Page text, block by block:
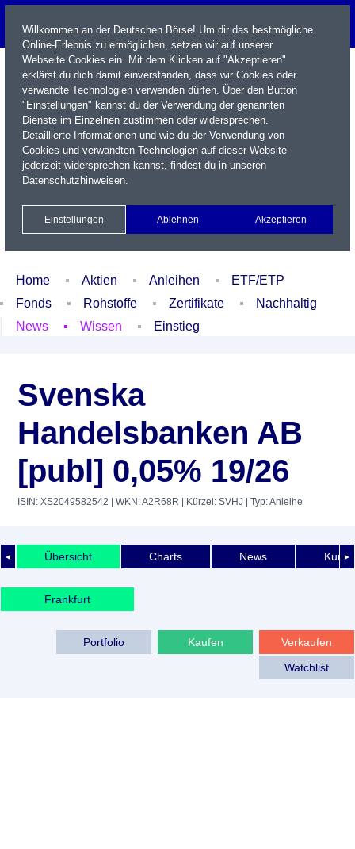
Name / WKN / ISIN / Kürzel
Xetra Realtime
Watchlist Portfolio Login
Home Aktien Anleihen
ETF/ETP
Fonds
Rohstoffe Zertifikate
Nachhaltig
News
Wissen Einstieg
Svenska
Handelsbanken AB
[publ] 0,05% 19/26
ISIN: XS2049582542 | WKN: A2R68R | Kürzel: SVHJ | Typ: Anleihe
◄ ►
Übersicht Charts News
Frankfurt
Verkaufen
Kaufen
Portfolio
Watchlist
Willkommen an der Deutschen Börse! Um dir das bestmögliche
Online-Erlebnis zu ermöglichen, setzen wir auf unserer
Webseite Cookies ein. Mit dem Klicken auf "Akzeptieren"
erklärst du dich damit einverstanden, dass wir Cookies oder
verwandte Technologien verwenden dürfen. Über den Button
"Einstellungen" kannst du der Verwendung der genannten
Dienste im Einzelnen zustimmen oder widersprechen.
Detaillierte Informationen und wie du der Verwendung von
Cookies und verwandten Technologien auf dieser Website
jederzeit widersprechen kannst, findest du in unseren
Datenschutzhinweisen.
Einstellungen Ablehnen Akzeptieren